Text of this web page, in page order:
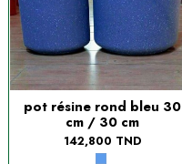
pot résine rond bleu 30
cm / 30 cm
142,800 TND